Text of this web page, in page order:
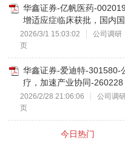
华鑫证券-亿帆医药-
增适应症临床获批，国内
2026/3/1 15:03:02 公司调研
页
华鑫证券-爱迪特-301580-
疗，加速产业协同-260228
2026/2/28 21:06:06 公司调
页
今日热门